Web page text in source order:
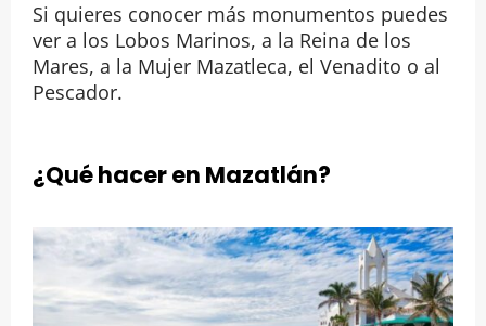
Si quieres conocer más monumentos puedes
ver a los Lobos Marinos, a la Reina de los
Mares, a la Mujer Mazatleca, el Venadito o al
Pescador.
¿Qué hacer en Mazatlán?